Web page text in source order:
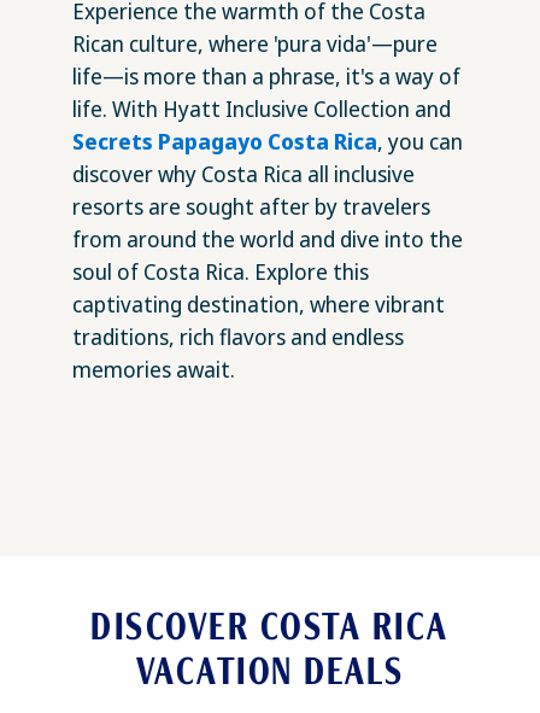
Experience the warmth of the Costa
Rican culture, where 'pura vida'—pure
life—is more than a phrase, it's a way of
life. With Hyatt Inclusive Collection and
Secrets Papagayo Costa Rica, you can
discover why Costa Rica all inclusive
resorts are sought after by travelers
from around the world and dive into the
soul of Costa Rica. Explore this
captivating destination, where vibrant
traditions, rich flavors and endless
memories await.
DISCOVER COSTA RICA
VACATION DEALS